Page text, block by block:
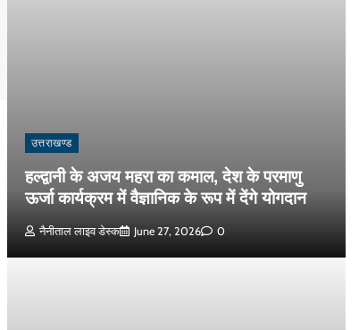
उत्तराखण्ड
हल्द्वानी के अजय महरा का कमाल, देश के परमाणु
ऊर्जा कार्यक्रम में वैज्ञानिक के रूप में देंगे योगदान
नैनीताल लाइव डेस्क June 27, 2026 0